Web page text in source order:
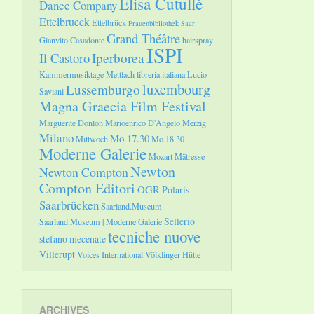
Dance Company
EttelbrueckEttelbrück Frauenbibliothek Saar
Gianvito CasadonteGrand Théâtrehairspray
Il CastoroIperboreaISPI
Kammermusiktage Mettlachlibreria italianaLucio
SavianiLussemburgoluxembourg
Magna Graecia Film Festival
Marguerite DonlonMarioenrico D'AngeloMerzig
MilanoMittwochMo 17.30Mo 18.30
Moderne GalerieMozartMätresse
Newton ComptonNewton
Compton Editori OGRPolaris
SaarbrückenSaarland.Museum
Saarland.Museum | Moderne GalerieSellerio
stefano mecenatetecniche nuove
VilleruptVoices InternationalVölklinger Hütte
ARCHIVES